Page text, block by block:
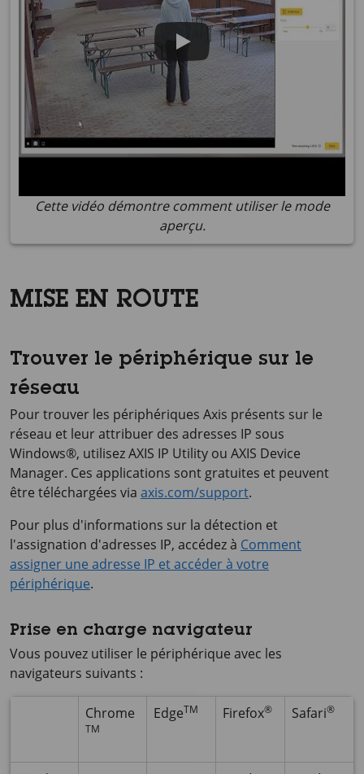
Cette vidéo démontre comment utiliser le mode
aperçu.
MISE EN ROUTE
Trouver le périphérique sur le
réseau
Pour trouver les périphériques Axis présents sur le
réseau et leur attribuer des adresses IP sous
Windows®, utilisezAXIS IP Utility ou AXIS Device
Manager. Ces applications sont gratuites et peuvent
être téléchargées via axis.com/support.
Pour plus d'informations sur la détection et
l'assignation d'adresses IP, accédez à Comment
assigner une adresse IP et accéder à votre
périphérique.
Prise en charge navigateur
Vous pouvez utiliser le périphérique avec les
navigateurs suivants :
Chrome
TM
EdgeTM Firefox® Safari®